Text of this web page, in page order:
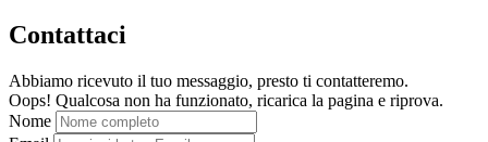
Contattaci
Abbiamo ricevuto il tuo messaggio, presto ti contatteremo.
Oops! Qualcosa non ha funzionato, ricarica la pagina e riprova.
Nome